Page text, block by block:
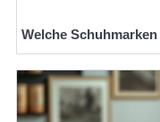
Welche